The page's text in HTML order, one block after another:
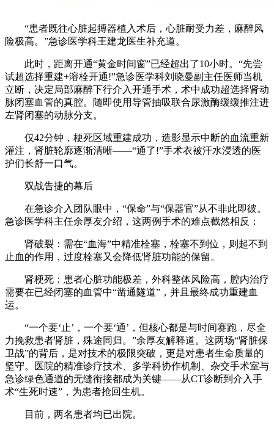
“患者既往心脏起搏器植入术后，心脏耐受力差，麻醉风
险极高。”急诊医学科王建龙医生补充道。
此时，距离开通“黄金时间窗”已经超出了10小时。“先尝
试超选择重建+溶栓开通!”急诊医学科刘晓曼副主任医师当机
立断，决定局部麻醉下行介入开通手术，术中成功超选择肾动
脉闭塞血管的真腔。随即使用导管抽吸联合尿激酶缓缓推注进
左肾闭塞的动脉分支。
仅42分钟，梗死区域重建成功，造影显示中断的血流重新
灌注，肾脏轮廓逐渐清晰——“通了!”手术衣被汗水浸透的医
护们长舒一口气。
双战告捷的幕后
在急诊介入团队眼中，“保命”与“保器官”从不非此即彼。
急诊医学科主任余厚友介绍，这两例手术的难点截然相反：
肾破裂：需在“血海”中精准栓塞，栓塞不到位，则起不到
止血的作用，过度栓塞又会降低肾脏功能的保留。
肾梗死：患者心脏功能极差，外科整体风险高，腔内治疗
需要在已经闭塞的血管中“凿通隧道”，并且最终成功重建血
运。
“一个要‘止’，一个要‘通’，但核心都是与时间赛跑，尽全
力挽救患者肾脏，殊途同归。”余厚友解释道。这两场“肾脏保
卫战”的背后，是对技术的极限突破，更是对患者生命质量的
坚守。医院的精准诊疗技术、多学科协作机制、杂交手术室与
急诊绿色通道的无缝衔接都成为关键——从CT诊断到介入手
术“生死时速”，为患者抢回生机。
目前，两名患者均已出院。